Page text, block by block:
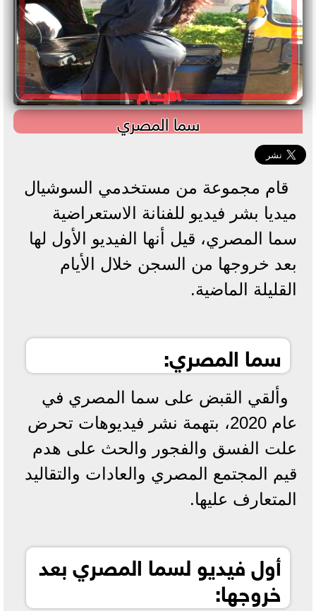
سما المصري
قام مجموعة من مستخدمي السوشيال
ميديا بشر فيديو للفنانة الاستعراضية
سما المصري، قيل أنها الفيديو الأول لها
بعد خروجها من السجن خلال الأيام
القليلة الماضية.
سما المصري:
وألقي القبض على سما المصري في
عام 2020، بتهمة نشر فيديوهات تحرض
علت الفسق والفجور والحث على هدم
قيم المجتمع المصري والعادات والتقاليد
المتعارف عليها.
أول فيديو لسما المصري بعد
خروجها: